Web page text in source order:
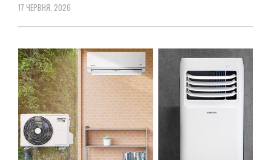
17 ЧЕРВНЯ, 2026